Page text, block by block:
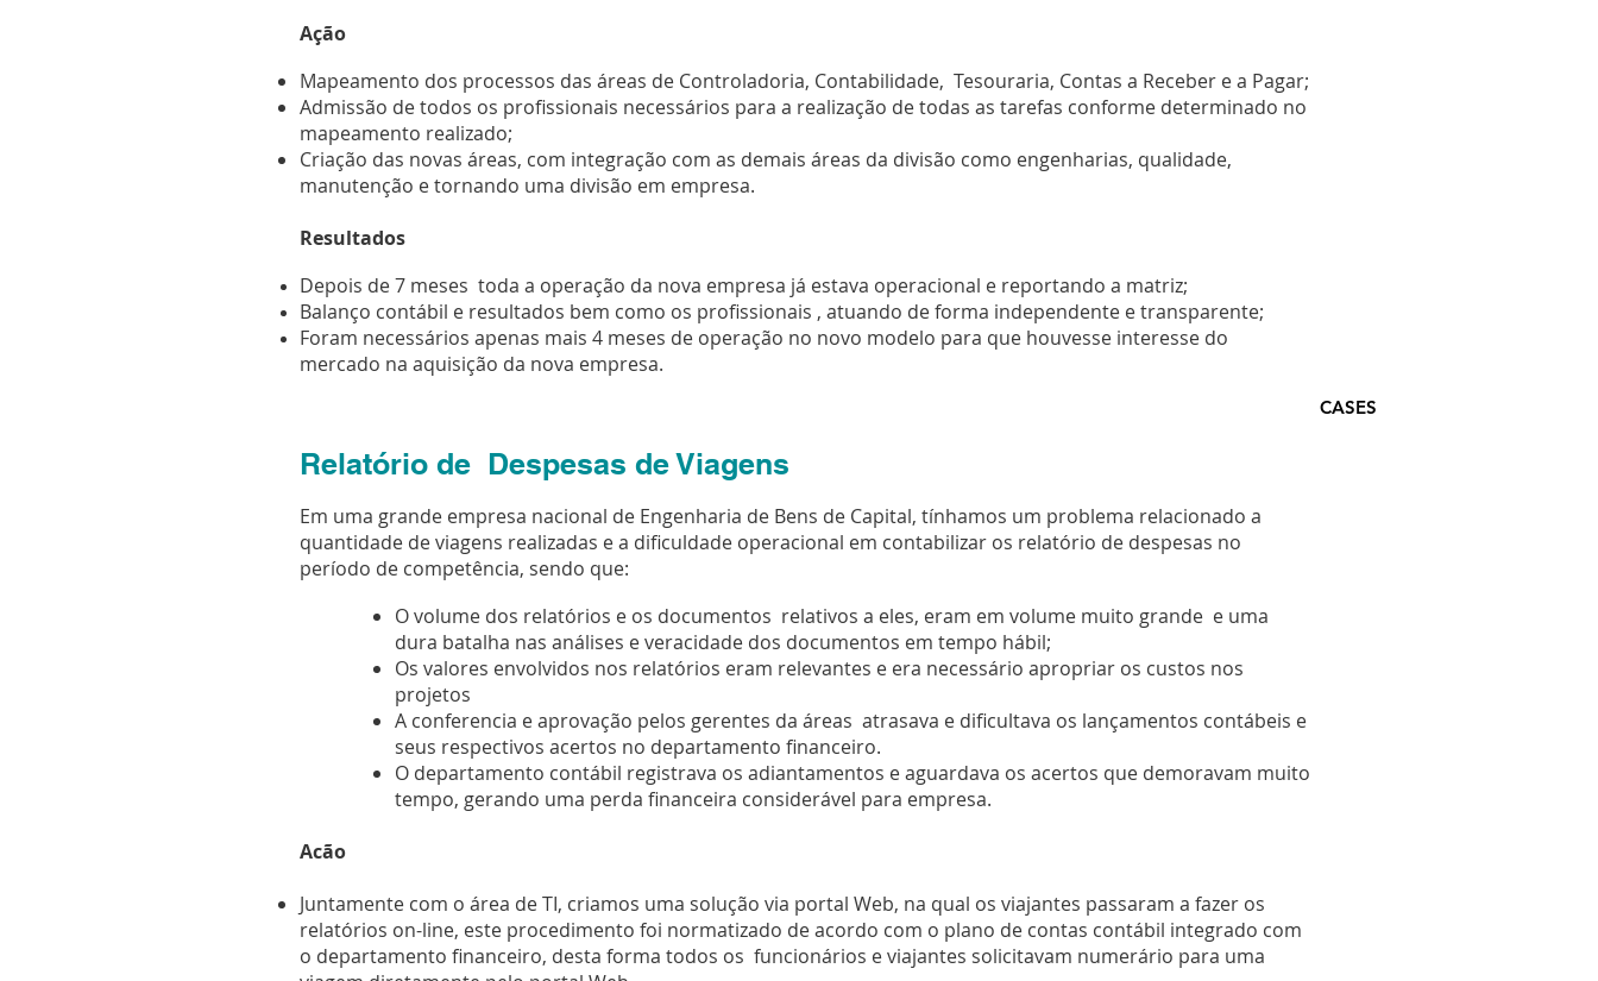
Ação
Mapeamento dos processos das áreas de Controladoria, Contabilidade, Tesouraria, Contas a Receber e a Pagar;
Admissão de todos os profissionais necessários para a realização de todas as tarefas conforme determinado no
mapeamento realizado;
Criação das novas áreas, com integração com as demais áreas da divisão como engenharias, qualidade,
manutenção e tornando uma divisão em empresa.
Resultados
Depois de 7 meses toda a operação da nova empresa já estava operacional e reportando a matriz;
Balanço contábil e resultados bem como os profissionais , atuando de forma independente e transparente;
Foram necessários apenas mais 4 meses de operação no novo modelo para que houvesse interesse do
mercado na aquisição da nova empresa.
Relatório de Despesas de Viagens
Em uma grande empresa nacional de Engenharia de Bens de Capital, tínhamos um problema relacionado a
quantidade de viagens realizadas e a dificuldade operacional em contabilizar os relatório de despesas no
período de competência, sendo que:
O volume dos relatórios e os documentos relativos a eles, eram em volume muito grande e uma
dura batalha nas análises e veracidade dos documentos em tempo hábil;
Os valores envolvidos nos relatórios eram relevantes e era necessário apropriar os custos nos
projetos
A conferencia e aprovação pelos gerentes da áreas atrasava e dificultava os lançamentos contábeis e
seus respectivos acertos no departamento financeiro.
O departamento contábil registrava os adiantamentos e aguardava os acertos que demoravam muito
tempo, gerando uma perda financeira considerável para empresa.
Acão
Juntamente com o área de TI, criamos uma solução via portal Web, na qual os viajantes passaram a fazer os
relatórios on-line, este procedimento foi normatizado de acordo com o plano de contas contábil integrado com
o departamento financeiro, desta forma todos os funcionários e viajantes solicitavam numerário para uma
CASES